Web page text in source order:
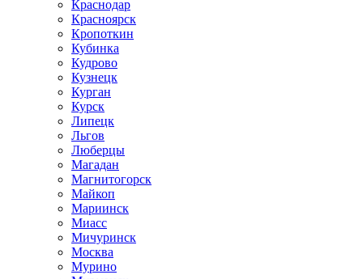
Краснодар
Красноярск
Кропоткин
Кубинка
Кудрово
Кузнецк
Курган
Курск
Липецк
Льгов
Люберцы
Магадан
Магнитогорск
Майкоп
Мариинск
Миасс
Мичуринск
Москва
Мурино